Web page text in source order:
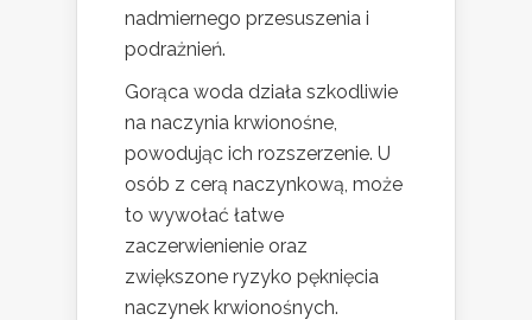
nadmiernego przesuszenia i
podrażnień.
Gorąca woda działa szkodliwie
na naczynia krwionośne,
powodując ich rozszerzenie. U
osób z cerą naczynkową, może
to wywołać łatwe
zaczerwienienie oraz
zwiększone ryzyko pęknięcia
naczynek krwionośnych.